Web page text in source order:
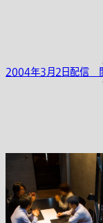
2004年3月2日配信